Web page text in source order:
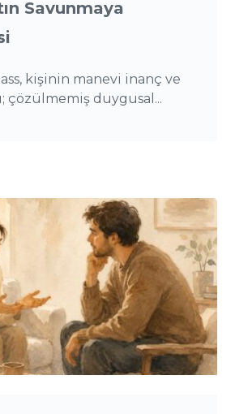
Savunmaya
kişinin manevi inanç ve
çözülmemiş duygusal...